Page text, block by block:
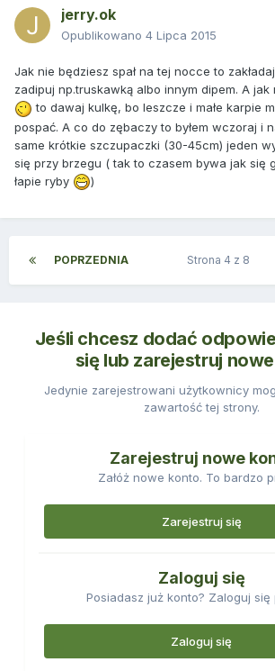
jerry.ok
Opublikowano 4 Lipca 2015
Jak nie będziesz spał na tej nocce to
zadipuj np.truskawką albo innym dipem. A jak
to dawaj kulkę, bo leszcze i małe karpie
pospać. A co do zębaczy to byłem wczoraj i
same krótkie szczupaczki (30-45cm) jeden
się przy brzegu ( tak to czasem bywa jak się
łapie ryby
)
POPRZEDNIA Strona 4 z 8
Jeśli chcesz dodać
się lub zarejestruj
Jedynie zarejestrowani użytkownicy
zawartość tej strony.
Zarejestruj nowe
Załóż nowe konto. To bardzo
Zarejestruj się
Zaloguj się
Posiadasz już konto? Zaloguj się
Zaloguj się